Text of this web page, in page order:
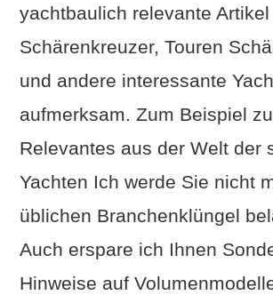
yachtbaulich relevante
Schärenkreuzer, Touren
und andere interessante
aufmerksam. Zum Beispiel
Relevantes aus der Welt der
Yachten Ich werde Sie nicht
üblichen Branchenklüngel
Auch erspare ich Ihnen
Hinweise auf